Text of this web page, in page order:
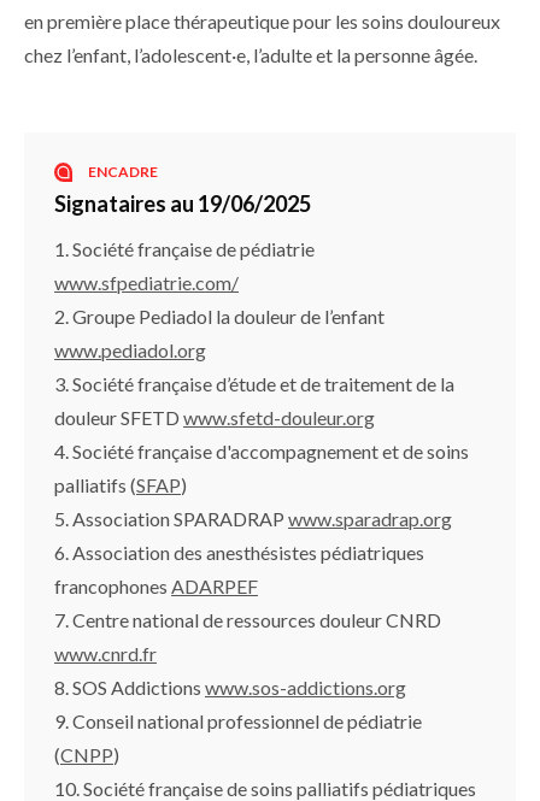
en première place thérapeutique pour les soins douloureux
chez l’enfant, l’adolescent·e, l’adulte et la personne âgée.
ENCADRE
Signataires au 19/06/2025
1. Société française de pédiatrie
www.sfpediatrie.com/
2. Groupe Pediadol la douleur de l’enfant
www.pediadol.org
3. Société française d’étude et de traitement de la
douleur SFETD www.sfetd-douleur.org
4. Société française d'accompagnement et de soins
palliatifs (SFAP)
5. Association SPARADRAP www.sparadrap.org
6. Association des anesthésistes pédiatriques
francophones ADARPEF
7. Centre national de ressources douleur CNRD
www.cnrd.fr
8. SOS Addictions www.sos-addictions.org
9. Conseil national professionnel de pédiatrie
(CNPP)
10. Société française de soins palliatifs pédiatriques